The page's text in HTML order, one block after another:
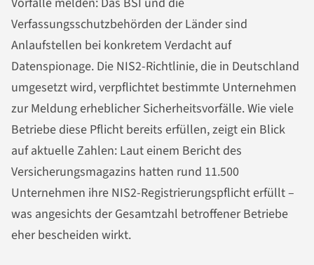
Verfassungsschutzbehörden der Länder sind
Anlaufstellen bei konkretem Verdacht auf
Datenspionage. Die NIS2-Richtlinie, die in Deutschland
umgesetzt wird, verpflichtet bestimmte Unternehmen
zur Meldung erheblicher Sicherheitsvorfälle. Wie viele
Betriebe diese Pflicht bereits erfüllen, zeigt ein Blick
auf aktuelle Zahlen: Laut einem Bericht des
Versicherungsmagazins hatten rund 11.500
Unternehmen ihre NIS2-Registrierungspflicht erfüllt –
was angesichts der Gesamtzahl betroffener Betriebe
eher bescheiden wirkt.